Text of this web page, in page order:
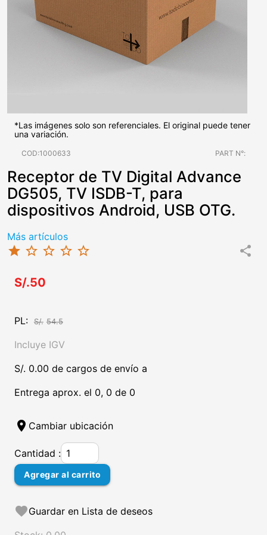
*Las imágenes solo son referenciales. El original puede tener
una variación.
COD:1000633 PART N°:
Receptor de TV Digital Advance
DG505, TV ISDB-T, para
dispositivos Android, USB OTG.
Más artículos
star star_border star_border star_border star_border share
S/.50
PL: S/. 54.5
Incluye IGV
S/. 0.00 de cargos de envío a
Entrega aprox. el 0, 0 de 0
location_on Cambiar ubicación
Cantidad :
Agregar al carrito
favoriteGuardar en Lista de deseos